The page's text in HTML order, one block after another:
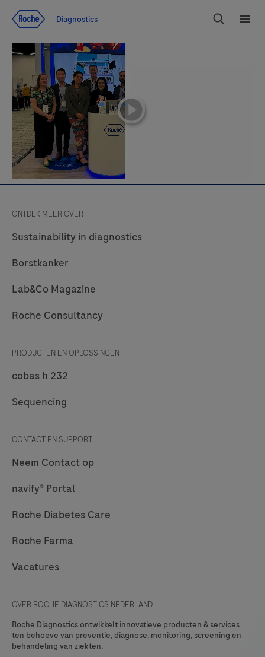
Diagnostics
Search
playicon
ONTDEK MEER OVER
Sustainability in diagnostics
Borstkanker
Lab&Co Magazine
Roche Consultancy
PRODUCTEN EN OPLOSSINGEN
cobas h 232
Sequencing
CONTACT EN SUPPORT
Neem Contact op
navify® Portal
Roche Diabetes Care
Roche Farma
Vacatures
OVER ROCHE DIAGNOSTICS NEDERLAND
Roche Diagnostics ontwikkelt innovatieve producten & services
ten behoeve van preventie, diagnose, monitoring, screening en
behandeling van ziekten.